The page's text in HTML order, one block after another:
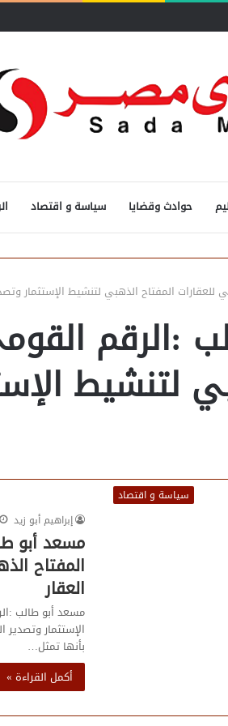
حوادث وقضايا سياسة و اقتصاد
المفتاح الذهبي لتنشيط الإستثمار
:الرقم
لتنشيط
سياسة و اقتصاد
إبراهيم أبو زيد
مسعد أبو
المفتاح
العقار
مسعد أبو طالب
الإستثمار
بأنها تمثل…
أكمل القراءة »